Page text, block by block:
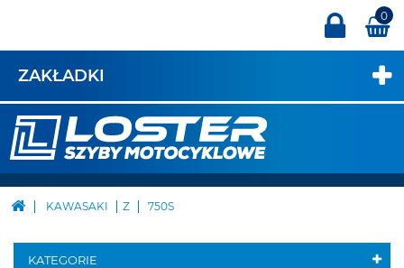
0
ZAKŁADKI
KAWASAKI Z 750S
KATEGORIE